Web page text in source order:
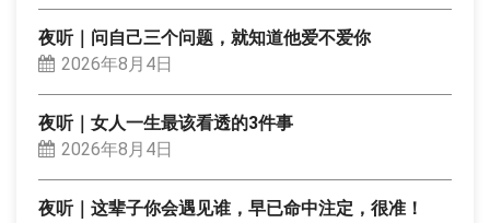
夜听｜问自己三个问题，就知道他爱不爱你
2026年8月4日
夜听｜女人一生最该看透的3件事
2026年8月4日
夜听｜这辈子你会遇见谁，早已命中注定，很准！